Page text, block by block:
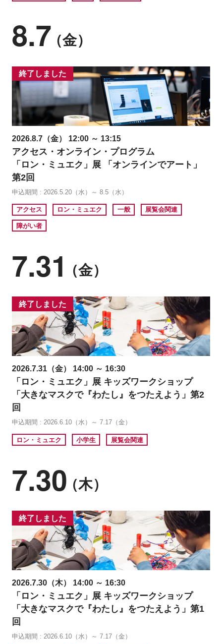
8.7（金）
終了しました
2026.8.7（金） 12:00 ～ 13:15
アクセス・オンライン・プログラム
「ロン・ミュエク」展 「オンラインでアート」
第2回
申込期間 : 2026.5.20（水）～ 8.5（水）
アクセス ロン・ミュエク 一般 展覧会関連
障がい者
7.31 （金）
終了しました
2026.7.31（金） 14:00 ～ 16:30
「ロン・ミュエク」展 キッズワークショップ
「大きなマスクで『わたし』をつたえよう」第2
回
申込期間 : 2026.6.10（水）～ 7.17（金）
ロン・ミュエク 小学生 展覧会関連
7.30（木）
終了しました
2026.7.30（木） 14:00 ～ 16:30
「ロン・ミュエク」展 キッズワークショップ
「大きなマスクで『わたし』をつたえよう」第1
回
申込期間 : 2026.6.10（水）～ 7.17（金）